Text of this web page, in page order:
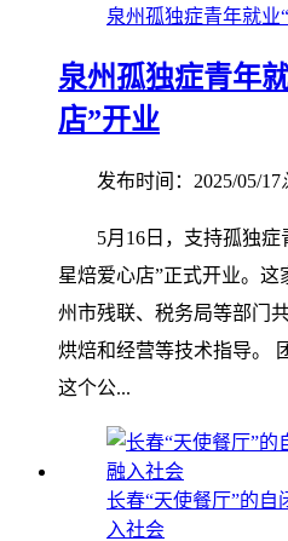
泉州孤独症青年就业
泉州孤独症青年
店”开业
发布时间：2025/05/17
5月16日，支持孤独
星焙爱心店”正式开业。
州市残联、税务局等部门
烘焙和经营等技术指导。
这个公...
长春“天使餐厅”的自
入社会